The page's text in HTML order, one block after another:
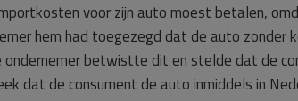
voor zijn auto moest betalen,
hem had toegezegd dat de auto zonder
ondernemer betwistte dit en stelde dat de
dat de consument de auto inmiddels in